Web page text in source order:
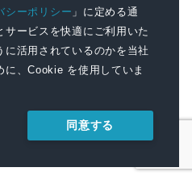
シーポリシー 」に定める通
サービスを快適にご利用いた
に活用されているのかを当社
に、Cookie を使用していま
同意する
歴史と文化に触
から展開
「はぴだんぶい」
サブサマー！』